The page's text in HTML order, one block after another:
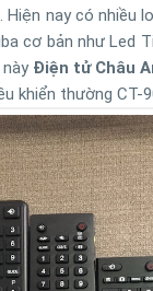
Hiện nay có nhiều
cơ bản như Led
Điện tử Châu
khiển thường CT-